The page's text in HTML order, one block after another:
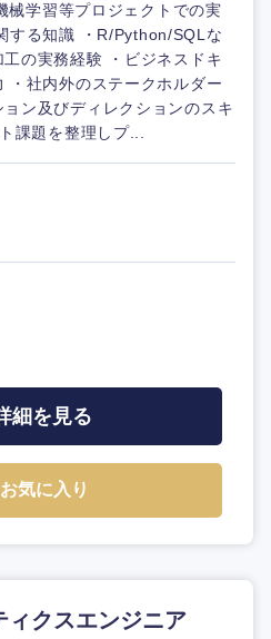
械学習等プロジェクトでの実
する知識 ・R/Python/SQLな
の実務経験 ・ビジネスドキ
・社内外のステークホルダー
ン及びディレクションのスキ
課題を整理しプ...
細を見る
お気に入り
ィクスエンジニア